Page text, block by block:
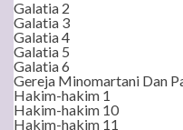
Galatia 2
Galatia 3
Galatia 4
Galatia 5
Galatia 6
Gereja Minomartani Dan
Hakim-hakim 1
Hakim-hakim 10
Hakim-hakim 11